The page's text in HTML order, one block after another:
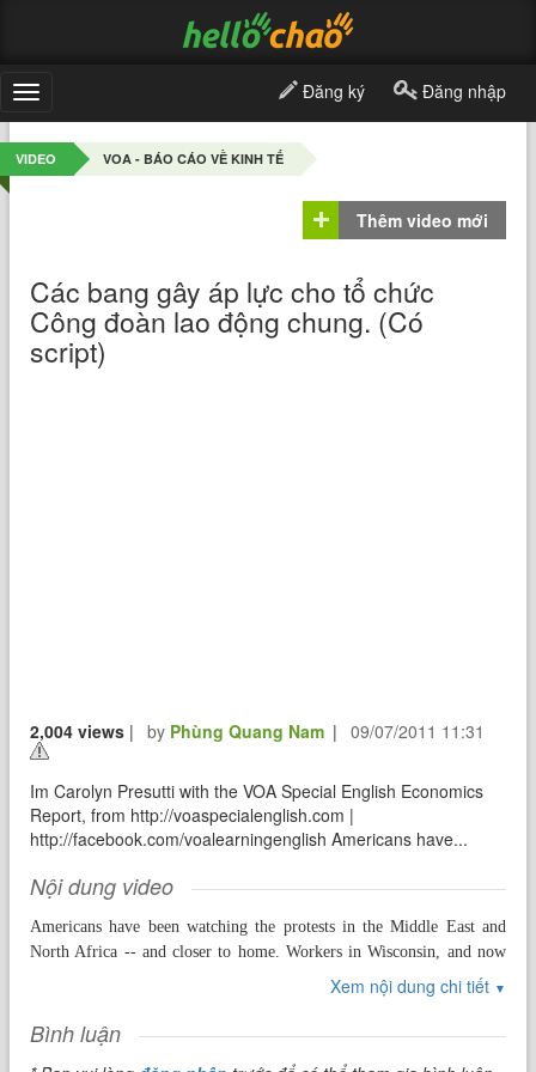
Toggle
navigation
Đăng ký Đăng nhập
VIDEO VOA - BÁO CÁO VỀ KINH TẾ
Thêm video mới
Các bang gây áp lực cho tổ chức
Công đoàn lao động chung. (Có
script)
2,004 views | by Phùng Quang Nam | 09/07/2011 11:31
Im Carolyn Presutti with the VOA Special English Economics
Report, from http://voaspecialenglish.com |
http://facebook.com/voalearningenglish Americans have...
Nội dung video
Americans have been watching the protests in the Middle East and
North Africa -- and closer to home. Workers in Wisconsin, and now
some other states, have been protesting efforts to limit the negotiating
power of government employees. Wisconsin's newly elected governor,
Scott Walker, says limits on labor unions are needed to help cut a
deficit in the state budget. The Republican governor proposes to end
Xem nội dung chi tiết ▼
Bình luận